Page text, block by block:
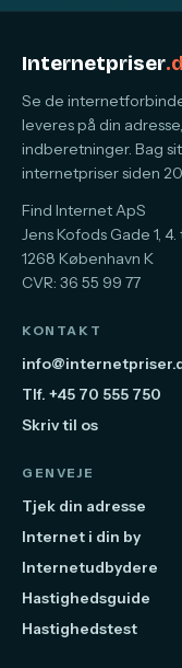
Internetpriser
Se de
leveres på din
indberetninger. Bag
internetpriser siden
Find Internet ApS
Jens Kofods Gade 1, 4.
1268 København K
CVR: 36 55 99 77
KONTAKT
Tlf. +45 70 555 750
Skriv til os
GENVEJE
Tjek din adresse
Internet i din by
Internetudbydere
Hastighedsguide
Hastighedstest